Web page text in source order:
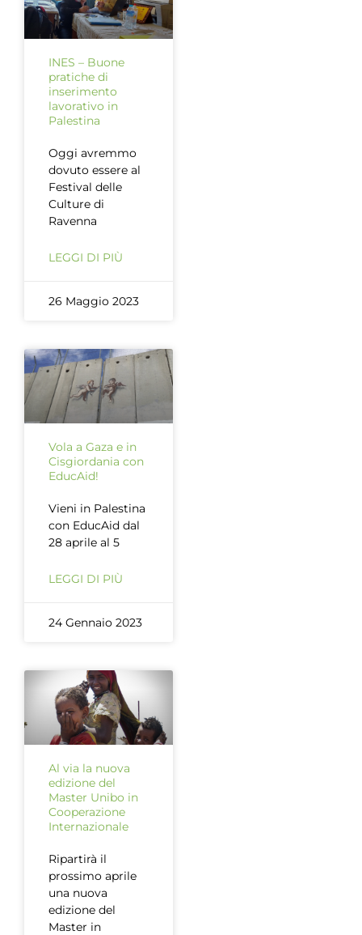
INES – Buone
pratiche di
inserimento
lavorativo in
Palestina
Oggi avremmo
dovuto essere al
Festival delle
Culture di
Ravenna
LEGGI DI PIÙ
26 Maggio 2023
Vola a Gaza e in
Cisgiordania con
EducAid!
Vieni in Palestina
con EducAid dal
28 aprile al 5
LEGGI DI PIÙ
24 Gennaio 2023
Al via la nuova
edizione del
Master Unibo in
Cooperazione
Internazionale
Ripartirà il
prossimo aprile
una nuova
edizione del
Master in